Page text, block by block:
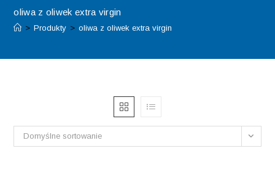
oliwa z oliwek extra virgin
> Produkty > oliwa z oliwek extra virgin
Domyślne sortowanie